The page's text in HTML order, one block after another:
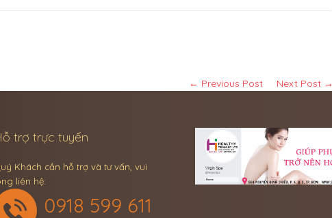
← Previous Post Next Post →
trợ trực tuyến
Khách cần hỗ trợ và tư vấn, vui
liên hệ:
0918 599 611